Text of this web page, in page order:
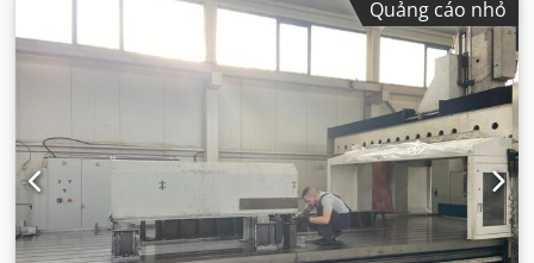
Quảng cáo nhỏ